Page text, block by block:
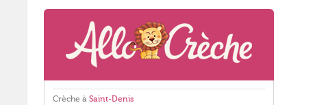
Crèche à Saint-Denis